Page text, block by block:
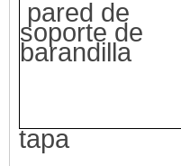
pared de
soporte de
barandilla